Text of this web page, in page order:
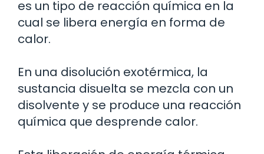
es un tipo de reacción química en la
cual se libera energía en forma de
calor.
En una disolución exotérmica, la
sustancia disuelta se mezcla con un
disolvente y se produce una reacción
química que desprende calor.